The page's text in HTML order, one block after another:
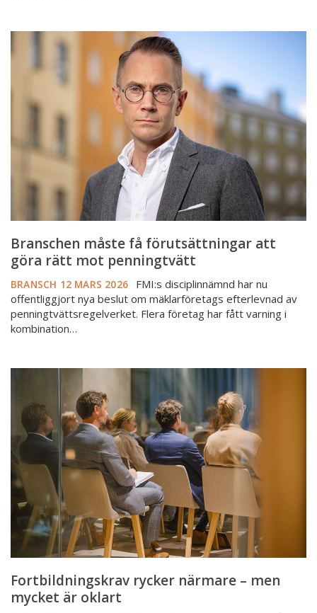
Branschen
förutsättningar
rätt
mot
Branschen måste få förutsättningar att
göra rätt mot penningtvätt
BRANSCH 12 MARS 2026
FMI:s disciplinnämnd har nu
offentliggjort nya beslut om mäklarföretags efterlevnad av
penningtvättsregelverket. Flera företag har fått varning i
kombination…
Fortbildningskrav
närmare
men
mycket
är
oklart
Fortbildningskrav rycker närmare – men
mycket är oklart